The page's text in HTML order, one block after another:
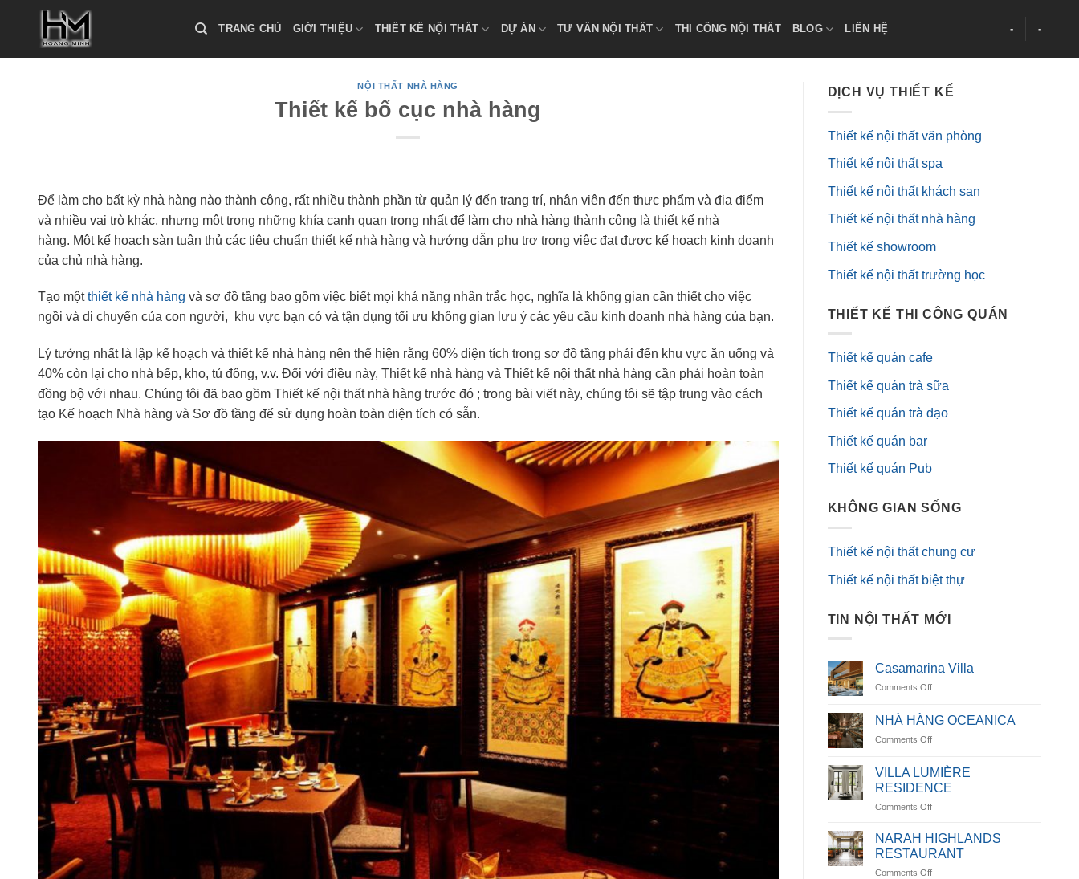
TRANG CHỦ GIỚI THIỆU THIẾT KẾ NỘI THẤT DỰ ÁN TƯ VẤN NỘI THẤT THI CÔNG NỘI THẤT BLOG LIÊN HỆ - -
NỘI THẤT NHÀ HÀNG
Thiết kế bố cục nhà hàng
Để làm cho bất kỳ nhà hàng nào thành công, rất nhiều thành phần từ quản lý đến trang trí, nhân viên đến thực phẩm và địa điểm
và nhiều vai trò khác, nhưng một trong những khía cạnh quan trọng nhất để làm cho nhà hàng thành công là thiết kế nhà
hàng. Một kế hoạch sàn tuân thủ các tiêu chuẩn thiết kế nhà hàng và hướng dẫn phụ trợ trong việc đạt được kế hoạch kinh doanh
của chủ nhà hàng.
Tạo mộtthiết kế nhà hàng và sơ đồ tầng bao gồm việc biết mọi khả năng nhân trắc học, nghĩa là không gian cần thiết cho việc
ngồi và di chuyển của con người, khu vực bạn có và tận dụng tối ưu không gian lưu ý các yêu cầu kinh doanh nhà hàng của bạn.
Lý tưởng nhất là lập kế hoạch và thiết kế nhà hàng nên thể hiện rằng 60% diện tích trong sơ đồ tầng phải đến khu vực ăn uống và
40% còn lại cho nhà bếp, kho, tủ đông, v.v. Đối với điều này, Thiết kế nhà hàng và Thiết kế nội thất nhà hàng cần phải hoàn toàn
đồng bộ với nhau. Chúng tôi đã bao gồm Thiết kế nội thất nhà hàng trước đó ; trong bài viết này, chúng tôi sẽ tập trung vào cách
tạo Kế hoạch Nhà hàng và Sơ đồ tầng để sử dụng hoàn toàn diện tích có sẵn.
DỊCH VỤ THIẾT KẾ
Thiết kế nội thất văn phòng
Thiết kế nội thất spa
Thiết kế nội thất khách sạn
Thiết kế nội thất nhà hàng
Thiết kế showroom
Thiết kế nội thất trường học
THIẾT KẾ THI CÔNG QUÁN
Thiết kế quán cafe
Thiết kế quán trà sữa
Thiết kế quán trà đạo
Thiết kế quán bar
Thiết kế quán Pub
KHÔNG GIAN SỐNG
Thiết kế nội thất chung cư
Thiết kế nội thất biệt thự
TIN NỘI THẤT MỚI
Casamarina Villa
Comments Offon
Villa
NHÀ HÀNG OCEANICA
Comments Offon
HÀNG
OCEANICA
VILLA LUMIÈRE
RESIDENCE
Comments Offon
LUMIÈRE
RESIDENCE
NARAH HIGHLANDS
RESTAURANT
Comments Offon